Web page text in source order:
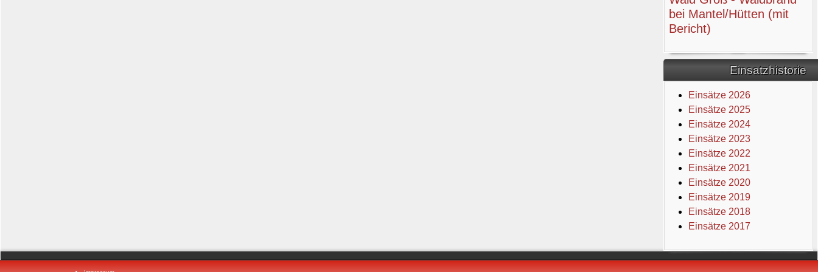
bei Mantel/Hütten (mit
Bericht)
Einsatzhistorie
Einsätze 2026
Einsätze 2025
Einsätze 2024
Einsätze 2023
Einsätze 2022
Einsätze 2021
Einsätze 2020
Einsätze 2019
Einsätze 2018
Einsätze 2017